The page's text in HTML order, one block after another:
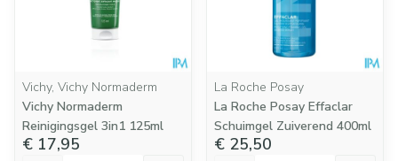
Vichy, Vichy Normaderm
Vichy Normaderm
Reinigingsgel 3in1 125ml
€ 17,95
La Roche Posay
La Roche Posay Effaclar
Schuimgel Zuiverend 400ml
€ 25,50